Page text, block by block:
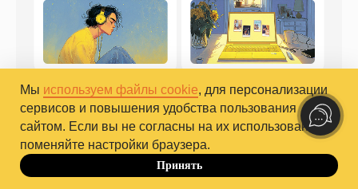
Мы используем файлы cookie, для персонализации
сервисов и повышения удобства пользования
сайтом. Если вы не согласны на их использование,
поменяйте настройки браузера.
Принять
До 10.10